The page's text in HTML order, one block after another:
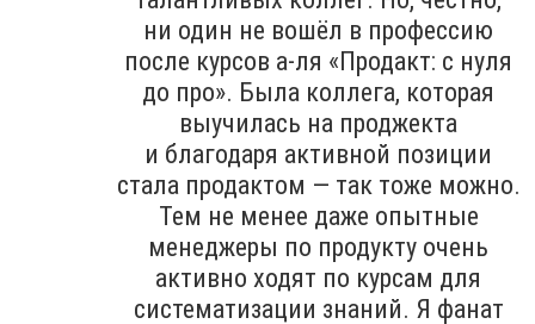
ни один не вошёл в профессию
после курсов а-ля «Продакт: с нуля
до про». Была коллега, которая
выучилась на проджекта
и благодаря активной позиции
стала продактом — так тоже можно.
Тем не менее даже опытные
менеджеры по продукту очень
активно ходят по курсам для
систематизации знаний. Я фанат